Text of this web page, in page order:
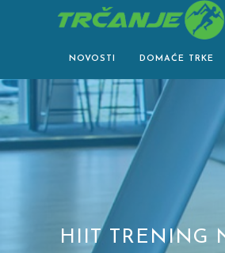
NOVOSTI DOMAĆE TRKE
HIIT TRENING